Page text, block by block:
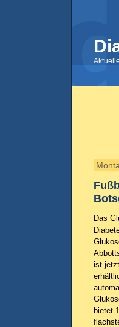
Das
ist
bietet